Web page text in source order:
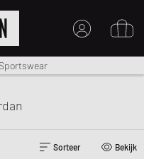
MIJN ACCOUNT
MAAK EEN ACCOUNT AAN
NL vanaf € 100
Sorteer Bekijk